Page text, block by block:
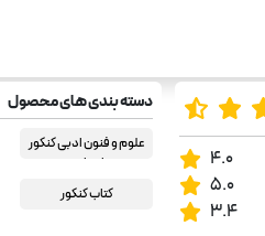
4.0
5.0
3.4
دسته بندی های محصول
علوم و فنون ادبی کنکور
انسانی
کتاب کنکور